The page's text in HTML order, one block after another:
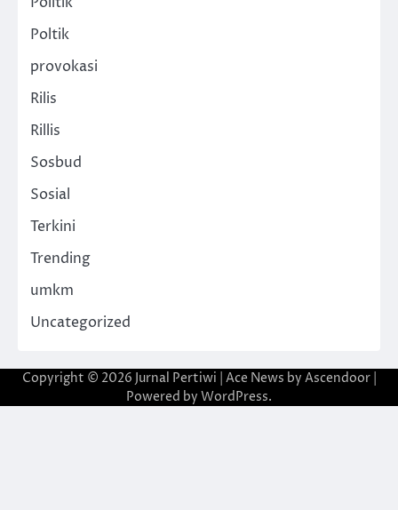
Poltik
provokasi
Rilis
Rillis
Sosbud
Sosial
Terkini
Trending
umkm
Uncategorized
Copyright © 2026 Jurnal Pertiwi | Ace News by Ascendoor|
Powered by WordPress.